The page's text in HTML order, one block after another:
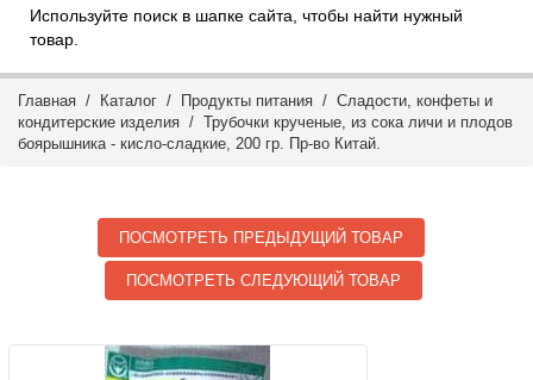
Используйте поиск в шапке сайта, чтобы найти нужный
товар.
Главная / Каталог / Продукты питания / Сладости, конфеты и
кондитерские изделия / Трубочки крученые, из сока личи и плодов
боярышника - кисло-сладкие, 200 гр. Пр-во Китай.
ПОСМОТРЕТЬ ПРЕДЫДУЩИЙ ТОВАР
ПОСМОТРЕТЬ СЛЕДУЮЩИЙ ТОВАР